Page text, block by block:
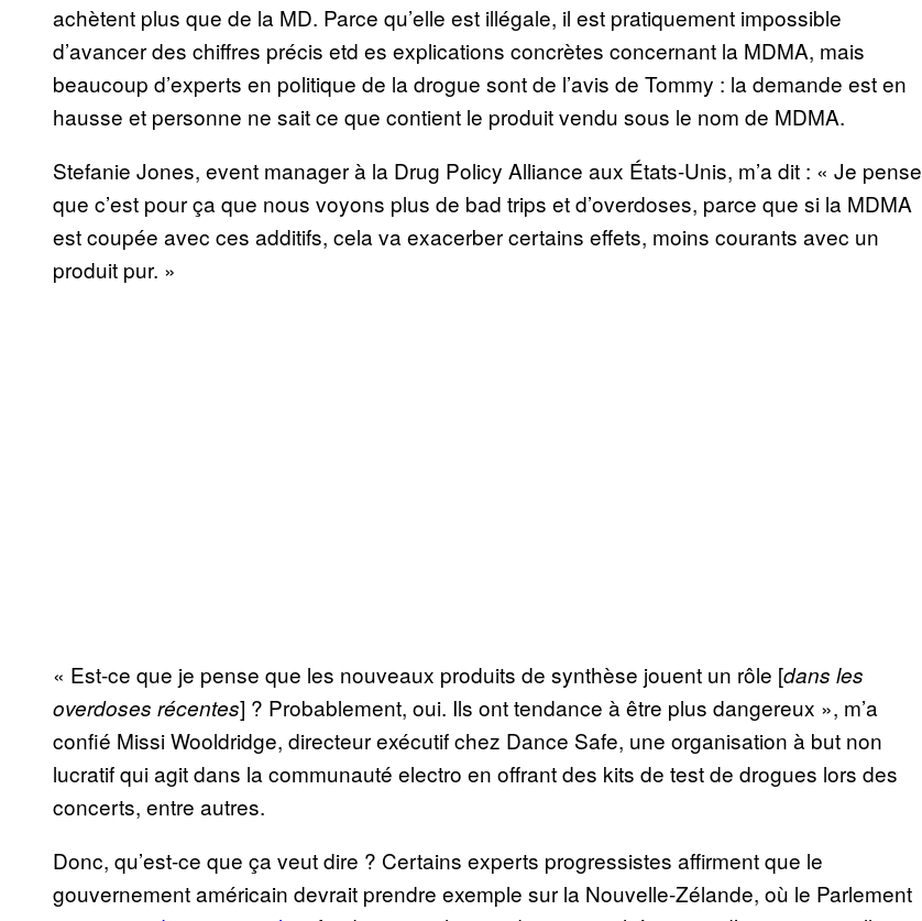
achètent plus que de la MD. Parce qu’elle est illégale, il est pratiquement impossible
d’avancer des chiffres précis etd es explications concrètes concernant la MDMA, mais
beaucoup d’experts en politique de la drogue sont de l’avis de Tommy : la demande est en
hausse et personne ne sait ce que contient le produit vendu sous le nom de MDMA.
Stefanie Jones, event manager à la Drug Policy Alliance aux États-Unis, m’a dit : « Je pense
que c’est pour ça que nous voyons plus de bad trips et d’overdoses, parce que si la MDMA
est coupée avec ces additifs, cela va exacerber certains effets, moins courants avec un
produit pur. »
« Est-ce que je pense que les nouveaux produits de synthèse jouent un rôle [dans les
overdoses récentes] ? Probablement, oui. Ils ont tendance à être plus dangereux », m’a
confié Missi Wooldridge, directeur exécutif chez Dance Safe, une organisation à but non
lucratif qui agit dans la communauté electro en offrant des kits de test de drogues lors des
concerts, entre autres.
Donc, qu’est-ce que ça veut dire ? Certains experts progressistes affirment que le
gouvernement américain devrait prendre exemple sur la Nouvelle-Zélande, où le Parlement